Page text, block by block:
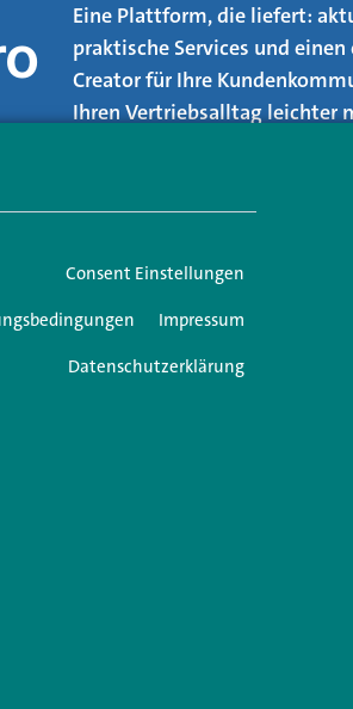
Eine Plattform, die liefert:
praktische Services und
Creator für Ihre
Ihren Vertriebsalltag leichter
Consent Einstellungen
Impressum
Datenschutzerklärung